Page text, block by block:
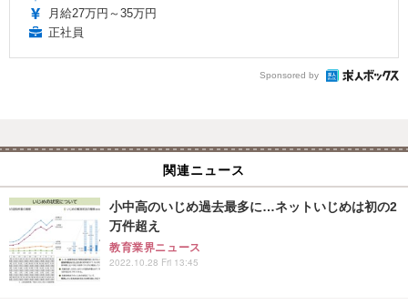
月給27万円～35万円
正社員
Sponsored by
関連ニュース
小中高のいじめ過去最多に…ネットいじめは初の2
万件超え
教育業界ニュース
2022.10.28 Fri 13:45